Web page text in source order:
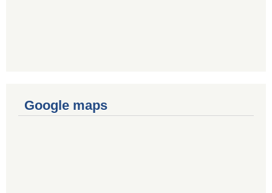
Google maps